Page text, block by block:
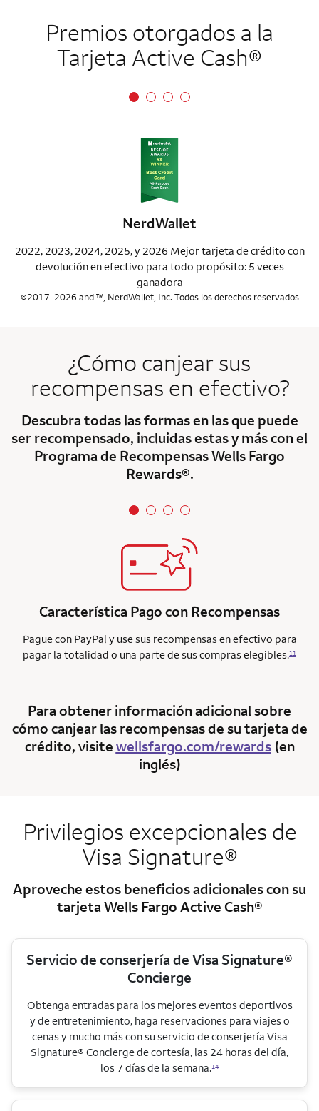
Premios otorgados a la
Tarjeta Active Cash®
NerdWallet
2022, 2023, 2024, 2025, y 2026 Mejor tarjeta de crédito con
devolución en efectivo para todo propósito: 5 veces
ganadora
©2017-2026 and ™, NerdWallet, Inc. Todos los derechos reservados
¿Cómo canjear sus
recompensas en efectivo?
Descubra todas las formas en las que puede
ser recompensado, incluidas estas y más con el
Programa de Recompensas Wells Fargo
Rewards®.
Característica Pago con Recompensas
Pague con PayPal y use sus recompensas en efectivo para
pagar la totalidad o una parte de sus compras elegibles.11
Para obtener información adicional sobre
cómo canjear las recompensas de su tarjeta de
crédito, visite wellsfargo.com/rewards(en
inglés)
Privilegios excepcionales de
Visa Signature®
Aproveche estos beneficios adicionales con su
tarjeta Wells Fargo Active Cash®
Servicio de conserjería de Visa Signature®
Concierge
Obtenga entradas para los mejores eventos deportivos
y de entretenimiento, haga reservaciones para viajes o
cenas y mucho más con su servicio de conserjería Visa
Signature® Concierge de cortesía, las 24 horas del día,
los 7 días de la semana.14